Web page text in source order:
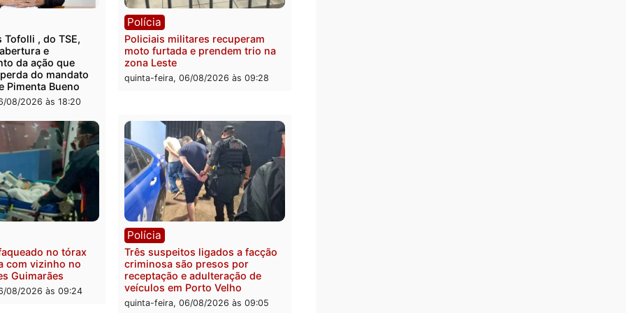
ler...
Dias Tofolli , do TSE,
reabertura e
Polícia
Policiais militares recuperam
moto furtada e prendem trio na